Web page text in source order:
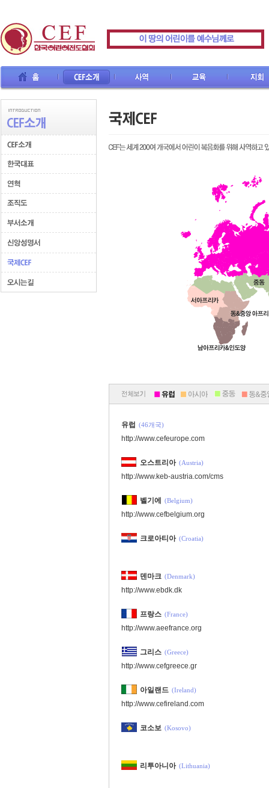
CEF소개 사역 교육 지회 선교사
유럽 (46개국)
http://www.cefeurope.com
오스트리아 (Austria)
http://www.keb-austria.com/cms
벨기에 (Belgium)
http://www.cefbelgium.org
크로아티아 (Croatia)
덴마크 (Denmark)
http://www.ebdk.dk
프랑스 (France)
http://www.aeefrance.org
그리스 (Greece)
http://www.cefgreece.gr
아일랜드 (Ireland)
http://www.cefireland.com
코소보 (Kosovo)
리투아니아 (Lithuania)